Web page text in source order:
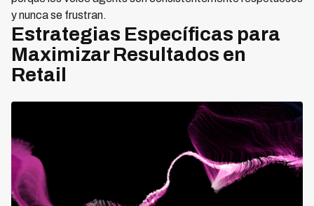
y nunca se frustran.
Estrategias Específicas para
Maximizar Resultados en
Retail